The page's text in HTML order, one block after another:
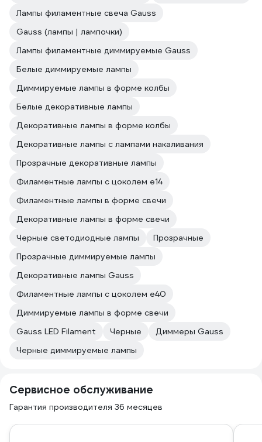
Лампы филаментные свеча Gauss
Gauss (лампы | лампочки)
Лампы филаментные диммируемые Gauss
Белые диммируемые лампы
Диммируемые лампы в форме колбы
Белые декоративные лампы
Декоративные лампы в форме колбы
Декоративные лампы с лампами накаливания
Прозрачные декоративные лампы
Филаментные лампы с цоколем e14
Филаментные лампы в форме свечи
Декоративные лампы в форме свечи
Черные светодиодные лампы
Прозрачные
Прозрачные диммируемые лампы
Декоративные лампы Gauss
Филаментные лампы с цоколем e40
Диммируемые лампы в форме свечи
Gauss LED Filament
Черные
Диммеры Gauss
Черные диммируемые лампы
Сервисное обслуживание
Гарантия производителя 36 месяцев